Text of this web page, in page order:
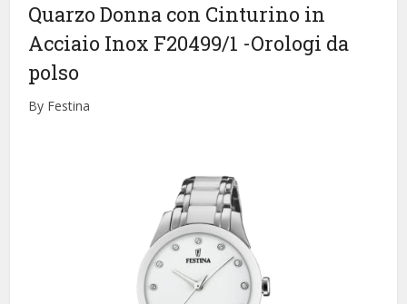
Quarzo Donna con Cinturino in
Acciaio Inox F20499/1 -Orologi da
polso
By Festina